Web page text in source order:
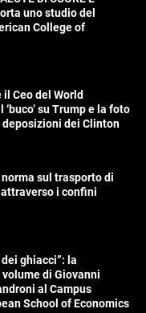
uno studio del
College of
Ceo del World
su Trump e la foto
deposizioni dei Clinton
sul trasporto di
i confini
ghiacci”: la
di Giovanni
al Campus
School of Economics